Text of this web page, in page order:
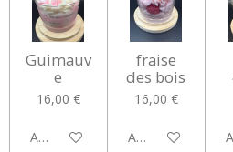
Guimauv
e
16,00 €
Ajouter au panier
fraise
des bois
16,00 €
Ajouter au panier